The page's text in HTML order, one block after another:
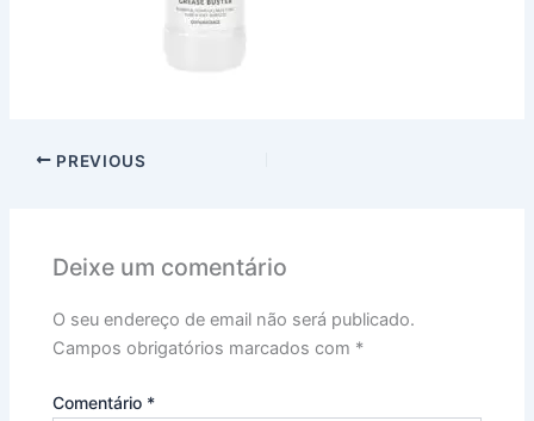
PREVIOUS
Deixe um comentário
O seu endereço de email não será publicado.
Campos obrigatórios marcados com *
Comentário *